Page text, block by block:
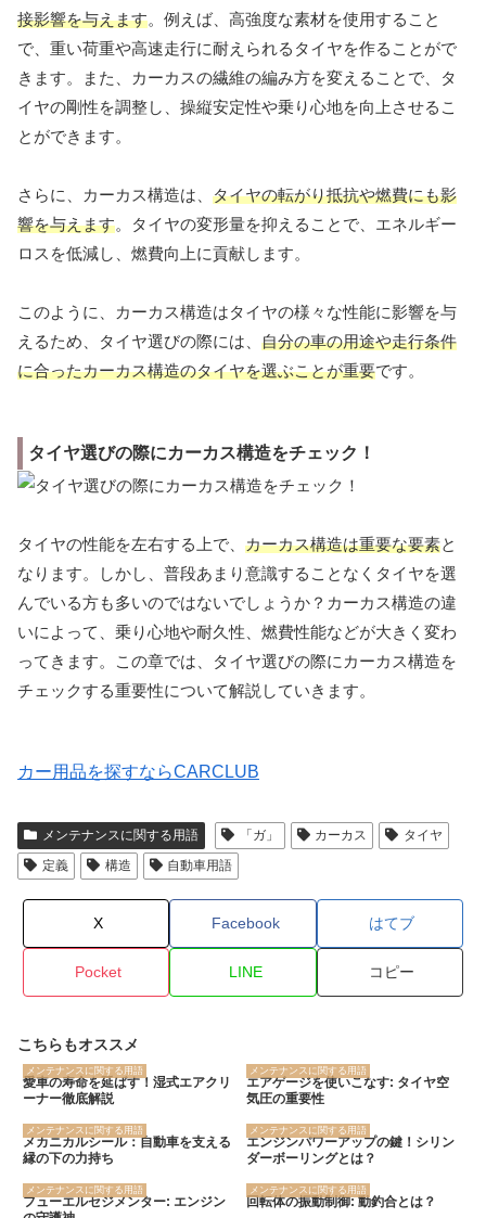
接影響を与えます。例えば、高強度な素材を使用すること
で、重い荷重や高速走行に耐えられるタイヤを作ることがで
きます。また、カーカスの繊維の編み方を変えることで、タ
イヤの剛性を調整し、操縦安定性や乗り心地を向上させるこ
とができます。
さらに、カーカス構造は、 タイヤの転がり抵抗や燃費にも影
響を与えます。タイヤの変形量を抑えることで、エネルギー
ロスを低減し、燃費向上に貢献します。
このように、カーカス構造はタイヤの様々な性能に影響を与
えるため、タイヤ選びの際には、 自分の車の用途や走行条件
に合ったカーカス構造のタイヤを選ぶことが重要です。
タイヤ選びの際にカーカス構造をチェック！
タイヤの性能を左右する上で、 カーカス構造は重要な要素と
なります。しかし、普段あまり意識することなくタイヤを選
んでいる方も多いのではないでしょうか？カーカス構造の違
いによって、乗り心地や耐久性、燃費性能などが大きく変わ
ってきます。この章では、タイヤ選びの際にカーカス構造を
チェックする重要性について解説していきます。
カー用品を探すならCARCLUB
メンテナンスに関する用語 「ガ」 カーカス
タイヤ
定義
構造 自動車用語
X Facebook はてブ
Pocket LINE コピー
こちらもオススメ
メンテナンスに関する用語
愛車の寿命を延ばす！湿式エアクリ
ーナー徹底解説
メンテナンスに関する用語
エアゲージを使いこなす: タイヤ空
気圧の重要性
メンテナンスに関する用語
メカニカルシール：自動車を支える
縁の下の力持ち
メンテナンスに関する用語
エンジンパワーアップの鍵！シリン
ダーボーリングとは？
メンテナンスに関する用語
フューエルセジメンター: エンジン
メンテナンスに関する用語
回転体の振動制御: 動釣合とは？